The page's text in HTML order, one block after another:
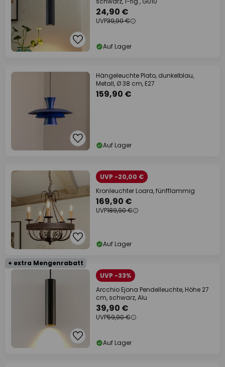
24,90 €
UVP39,90 €
Auf Lager
Hängeleuchte Plato, dunkelblau,
Metall, Ø 38 cm, E27
159,90 €
Auf Lager
UVP -20,00 €
Kronleuchter Loara, fünfflammig
169,90 €
UVP189,90 €
Auf Lager
+ extra Mengenrabatt
UVP -33%
Arcchio Ejona Pendelleuchte, Höhe 27
cm, schwarz, Alu
39,90 €
UVP59,90 €
Auf Lager